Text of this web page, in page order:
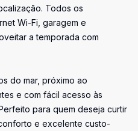
Todos os
Wi-Fi, garagem e
a temporada com
do mar, próximo ao
e com fácil acesso às
para quem deseja curtir
e excelente custo-